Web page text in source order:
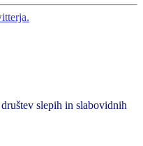
slepih in slabovidnih